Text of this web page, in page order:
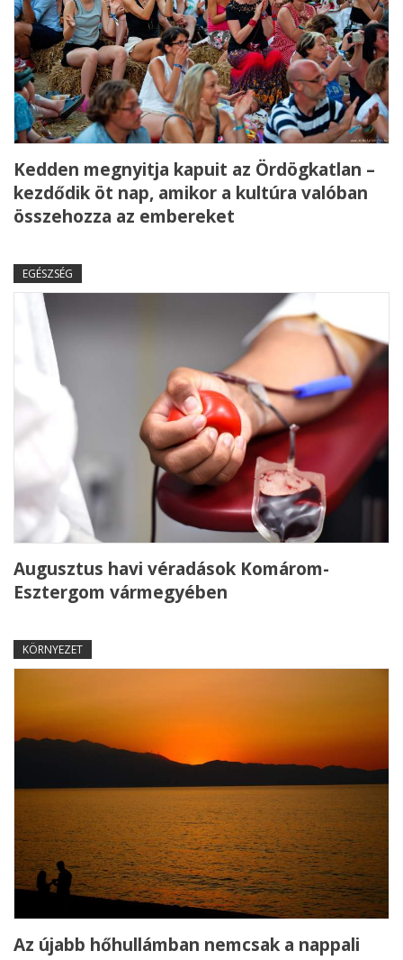
Kedden megnyitja kapuit az Ördögkatlan –
kezdődik öt nap, amikor a kultúra valóban
összehozza az embereket
EGÉSZSÉG
Augusztus havi véradások Komárom-
Esztergom vármegyében
KÖRNYEZET
Az újabb hőhullámban nemcsak a nappali